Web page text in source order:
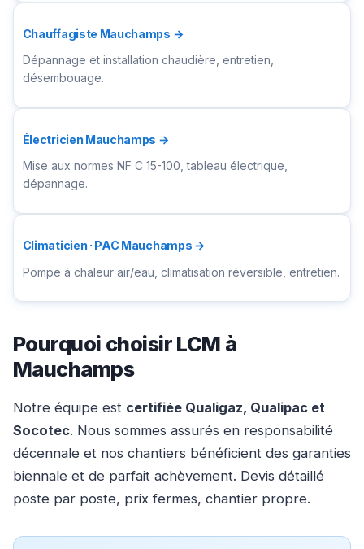
Chauffagiste Mauchamps →
Dépannage et installation chaudière, entretien,
désembouage.
Électricien Mauchamps →
Mise aux normes NF C 15-100, tableau électrique,
dépannage.
Climaticien · PAC Mauchamps →
Pompe à chaleur air/eau, climatisation réversible, entretien.
Pourquoi choisir LCM à
Mauchamps
Notre équipe est certifiée Qualigaz, Qualipac et
Socotec. Nous sommes assurés en responsabilité
décennale et nos chantiers bénéficient des garanties
biennale et de parfait achèvement. Devis détaillé
poste par poste, prix fermes, chantier propre.